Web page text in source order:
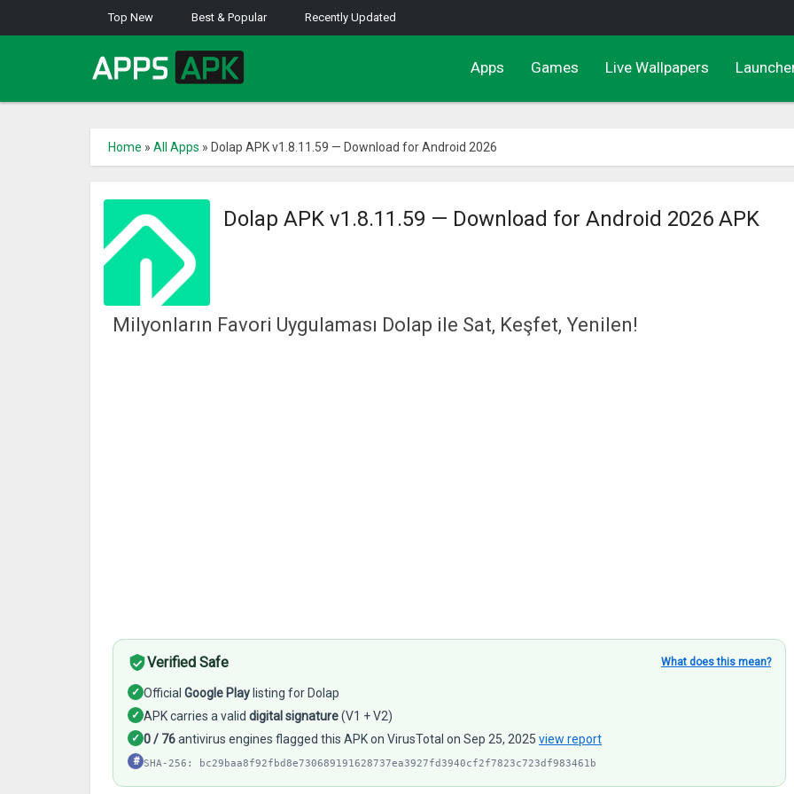
Top New Best & Popular Recently Updated
Apps Games Live Wallpapers
Home » All Apps » Dolap APK v1.8.11.59 — Download for Android 2026
Dolap APK v1.8.11.59 — Download for Android 2026 APK
Milyonların Favori Uygulaması Dolap ile Sat, Keşfet, Yenilen!
Verified Safe What does this mean?
✓ Official Google Play listing for Dolap
✓ APK carries a valid digital signature(V1 + V2)
✓ 0 / 76antivirus engines flagged this APK on VirusTotal on Sep 25, 2025 view report
# SHA-256: bc29baa8f92fbd8e730689191628737ea3927fd3940cf2f7823c723df983461b